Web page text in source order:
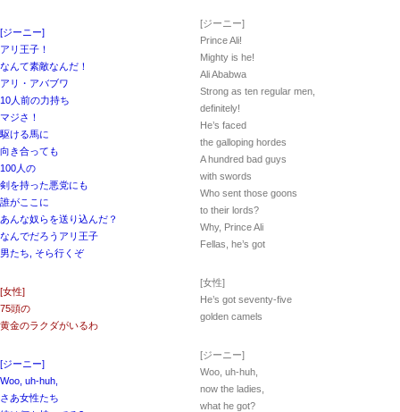
[ジーニー]
アリ王子！
なんて素敵なんだ！
アリ・アバブワ
10人前の力持ち
マジさ！
駆ける馬に
向き合っても
100人の
剣を持った悪党にも
誰がここに
あんな奴らを送り込んだ？
なんでだろうアリ王子
男たち, そら行くぞ
[女性]
75頭の
黄金のラクダがいるわ
[ジーニー]
Woo, uh-huh,
さあ女性たち
[ジーニー]
Prince Ali!
Mighty is he!
Ali Ababwa
Strong as ten regular men,
definitely!
He’s faced
the galloping hordes
A hundred bad guys
with swords
Who sent those goons
to their lords?
Why, Prince Ali
Fellas, he’s got
[女性]
He’s got seventy-five
golden camels
[ジーニー]
Woo, uh-huh,
now the ladies,
what he got?